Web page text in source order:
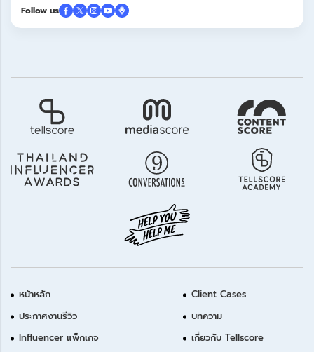
Follow us
หน้าหลัก
ประกาศงานรีวิว
Influencer แพ็กเกจ
Client Cases
บทความ
เกี่ยวกับ Tellscore